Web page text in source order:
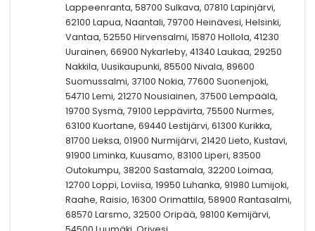
Lappeenranta, 58700 Sulkava, 07810 Lapinjärvi,
62100 Lapua, Naantali, 79700 Heinävesi, Helsinki,
Vantaa, 52550 Hirvensalmi, 15870 Hollola, 41230
Uurainen, 66900 Nykarleby, 41340 Laukaa, 29250
Nakkila, Uusikaupunki, 85500 Nivala, 89600
Suomussalmi, 37100 Nokia, 77600 Suonenjoki,
54710 Lemi, 21270 Nousiainen, 37500 Lempäälä,
19700 Sysmä, 79100 Leppävirta, 75500 Nurmes,
63100 Kuortane, 69440 Lestijärvi, 61300 Kurikka,
81700 Lieksa, 01900 Nurmijärvi, 21420 Lieto, Kustavi,
91900 Liminka, Kuusamo, 83100 Liperi, 83500
Outokumpu, 38200 Sastamala, 32200 Loimaa,
12700 Loppi, Loviisa, 19950 Luhanka, 91980 Lumijoki,
Raahe, Raisio, 16300 Orimattila, 58900 Rantasalmi,
68570 Larsmo, 32500 Oripää, 98100 Kemijärvi,